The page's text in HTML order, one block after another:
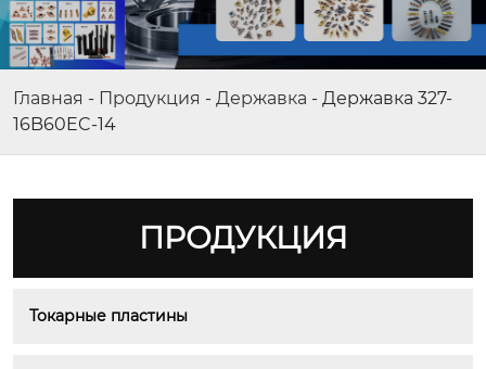
Главная - Продукция - Державка - Державка 327-
16B60EC-14
ПРОДУКЦИЯ
Токарные пластины